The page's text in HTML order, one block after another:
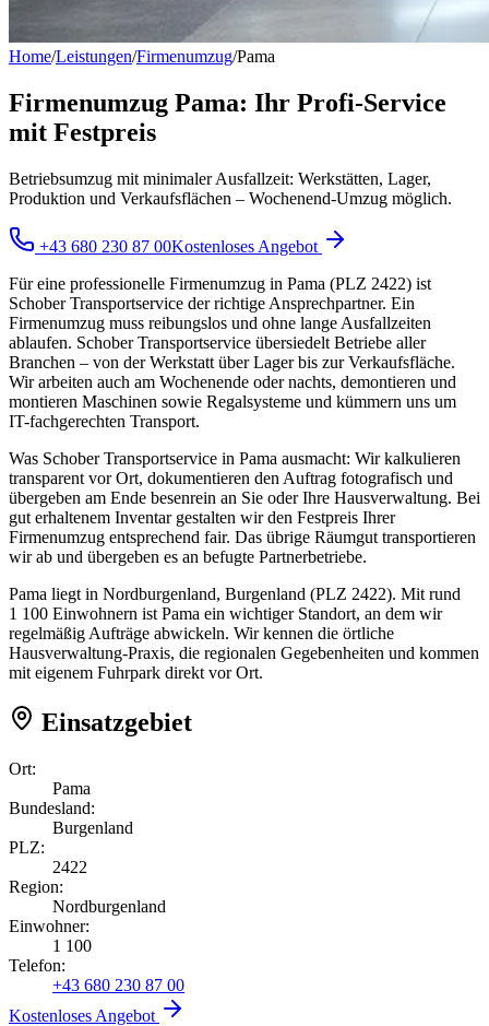
Home/Leistungen/Firmenumzug/Pama
Firmenumzug Pama: Ihr Profi-Service
mit Festpreis
Betriebsumzug mit minimaler Ausfallzeit: Werkstätten, Lager,
Produktion und Verkaufsflächen – Wochenend-Umzug möglich.
+43 680 230 87 00Kostenloses Angebot
Für eine professionelle Firmenumzug in Pama (PLZ 2422) ist
Schober Transportservice der richtige Ansprechpartner. Ein
Firmenumzug muss reibungslos und ohne lange Ausfallzeiten
ablaufen. Schober Transportservice übersiedelt Betriebe aller
Branchen – von der Werkstatt über Lager bis zur Verkaufsfläche.
Wir arbeiten auch am Wochenende oder nachts, demontieren und
montieren Maschinen sowie Regalsysteme und kümmern uns um
IT-fachgerechten Transport.
Was Schober Transportservice in Pama ausmacht: Wir kalkulieren
transparent vor Ort, dokumentieren den Auftrag fotografisch und
übergeben am Ende besenrein an Sie oder Ihre Hausverwaltung. Bei
gut erhaltenem Inventar gestalten wir den Festpreis Ihrer
Firmenumzug entsprechend fair. Das übrige Räumgut transportieren
wir ab und übergeben es an befugte Partnerbetriebe.
Pama liegt in Nordburgenland, Burgenland (PLZ 2422). Mit rund
1 100 Einwohnern ist Pama ein wichtiger Standort, an dem wir
regelmäßig Aufträge abwickeln. Wir kennen die örtliche
Hausverwaltung-Praxis, die regionalen Gegebenheiten und kommen
mit eigenem Fuhrpark direkt vor Ort.
Einsatzgebiet
Ort:
Pama
Bundesland:
Burgenland
PLZ:
2422
Region:
Nordburgenland
Einwohner:
1 100
Telefon:
+43 680 230 87 00
Kostenloses Angebot